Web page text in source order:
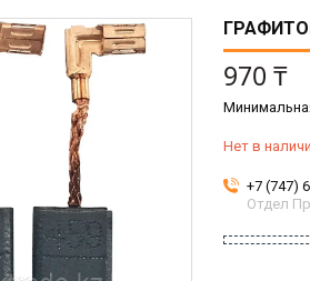
970 ₸
Нет в
+7 (747)
Отдел